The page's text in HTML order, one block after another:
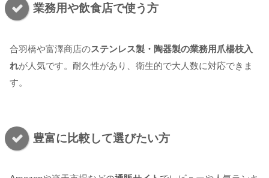
業務用や飲食店で使う方
合羽橋や富澤商店のステンレス製・陶器製の業務用爪楊枝入
れが人気です。耐久性があり、衛生的で大人数に対応できま
す。
豊富に比較して選びたい方